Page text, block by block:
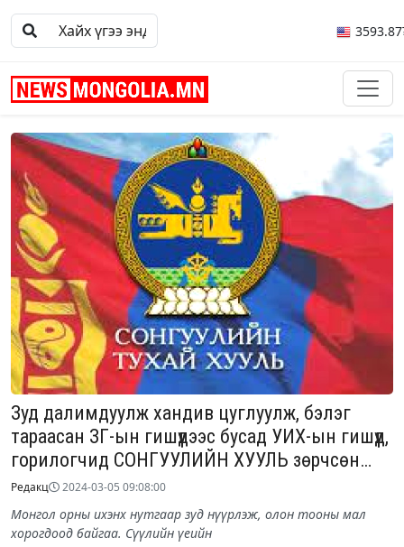
Зуд далимдуулж хандив цуглуулж, бэлэг
тараасан ЗГ-ын гишүүдээс бусад УИХ-ын гишүүд,
горилогчид СОНГУУЛИЙН ХУУЛЬ зөрчсөн
үндэслэлээр нэр дэвших эрхгүй болно
Редакц 2024-03-05 09:08:00
Монгол орны ихэнх нутгаар зуд нүүрлэж, олон тооны мал
хорогдоод байгаа. Сүүлийн үеийн